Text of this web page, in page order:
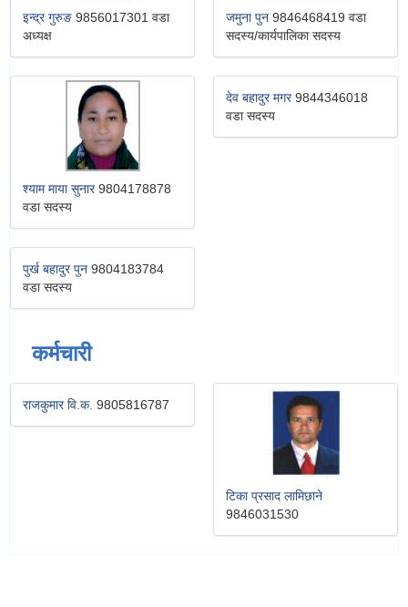
इन्द्र गुरुङ 9856017301 वडा
अध्यक्ष
जमुना पुन 9846468419 वडा
सदस्य/कार्यपालिका सदस्य
श्याम माया सुनार9804178878
वडा सदस्य
देव बहादुर मगर9844346018
वडा सदस्य
पुर्ख बहादुर पुन 9804183784
वडा सदस्य
कर्मचारी
राजकुमार वि.क. 9805816787
टिका प्रसाद लामिछाने
9846031530